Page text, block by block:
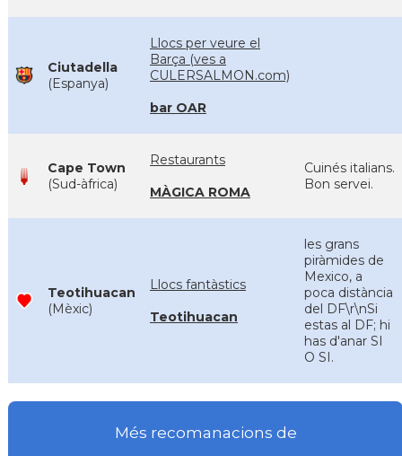
Ciutadella
(Espanya)
Llocs per veure el
Barça (ves a
CULERSALMON.com)
bar OAR
Cape Town
(Sud-àfrica)
Restaurants
MÀGICA ROMA
Cuinés italians.
Bon servei.
Teotihuacan
(Mèxic)
Llocs fantàstics
Teotihuacan
les grans
piràmides de
Mexico, a
poca distància
del DF\r\nSi
estas al DF; hi
has d'anar SI
O SI.
Més recomanacions de